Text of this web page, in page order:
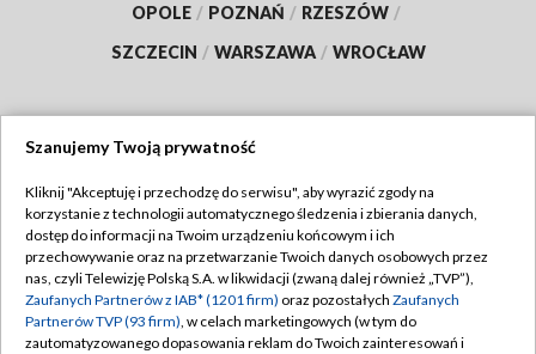
OPOLE / POZNAŃ / RZESZÓW /
SZCZECIN / WARSZAWA / WROCŁAW
TVP
Abonament TVP
Emisja w TVP
Centrum informacji TVP
Regulamin TVP
Polityka prywatności
Moje zgody
Szanujemy Twoją prywatność
Kliknij "Akceptuję i przechodzę do serwisu", aby wyrazić zgody na
korzystanie z technologii automatycznego śledzenia i zbierania danych,
dostęp do informacji na Twoim urządzeniu końcowym i ich
przechowywanie oraz na przetwarzanie Twoich danych osobowych przez
nas, czyli Telewizję Polską S.A. w likwidacji (zwaną dalej również „TVP”),
Zaufanych Partnerów z IAB* (1201 firm) oraz pozostałych Zaufanych
Partnerów TVP (93 firm), w celach marketingowych (w tym do
zautomatyzowanego dopasowania reklam do Twoich zainteresowań i